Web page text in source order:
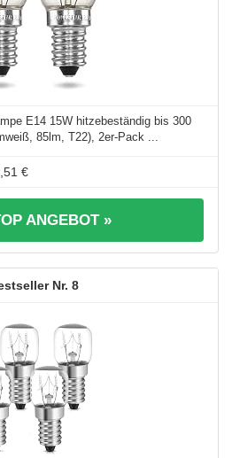
E14 15W hitzebeständig bis 300
85lm, T22), 2er-Pack ...
€
ANGEBOT »
8